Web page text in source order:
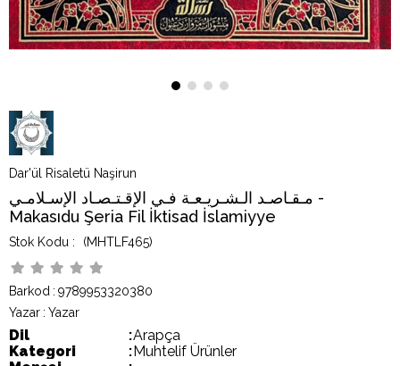
Dar'ül Risaletü Naşirun
مـقـاصـد الـشـريـعـة فـي الإقـتـصـاد الإسـلامـي -
Makasıdu Şeria Fil İktisad İslamiyye
(MHTLF465)
Barkod : 9789953320380
Yazar : Yazar
Dil :Arapça
Kategori
:Muhtelif Ürünler